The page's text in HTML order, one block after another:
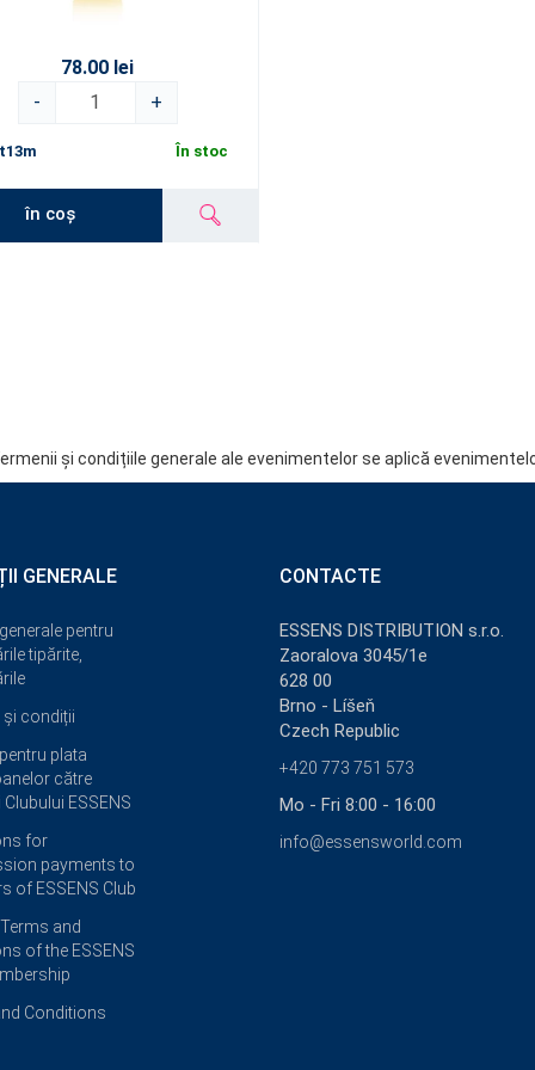
78.00 lei
-
+
În stoc
în coș
și condițiile generale ale evenimentelor se aplică
GENERALE
pentru
tipărite,
și condiții
plata
către
ESSENS
for
payments to
of ESSENS Club
and
of the ESSENS
Conditions
CONTACTE
ESSENS DISTRIBUTION s.r.o.
Zaoralova 3045/1e
628 00
Brno - Líšeň
Czech Republic
+420 773 751 573
Mo - Fri 8:00 - 16:00
info@essensworld.com